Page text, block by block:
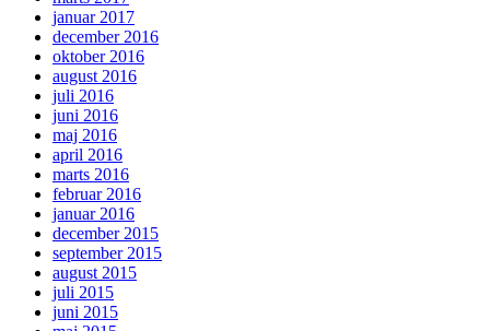
januar 2017
december 2016
oktober 2016
august 2016
juli 2016
juni 2016
maj 2016
april 2016
marts 2016
februar 2016
januar 2016
december 2015
september 2015
august 2015
juli 2015
juni 2015